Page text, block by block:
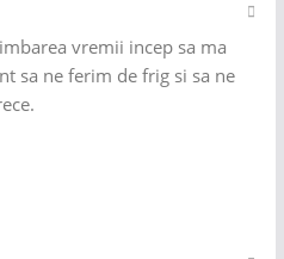
vremii incep sa ma
sa ne ferim de frig si sa ne